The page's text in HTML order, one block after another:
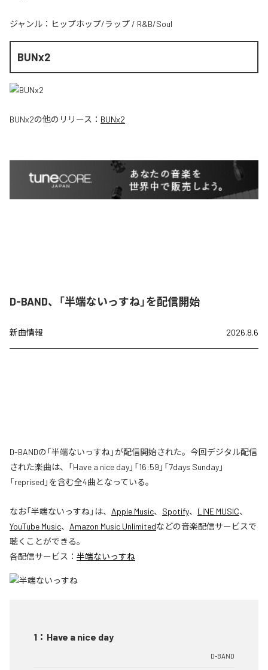
ジャンル： ヒップホップ/ラップ / R&B/Soul
BUNx2
BUNx2の他のリリース： BUNx2
D-BAND、「半端ないっすね」を配信開始
新曲情報 2026.8.6
D-BANDの「半端ないっすね」が配信開始された。今回デジタル配信
された楽曲は、「Have a nice day」「16:59」「7days Sunday」
「reprised」を含む全4曲となっている。
なお「半端ないっすね」は、 Apple Music、 Spotify、 LINE MUSIC、
YouTube Music、 Amazon Music Unlimitedなどの音楽配信サービスで
聴くことができる。
各配信サービス： 半端ないっすね
1 ： Have a nice day
D-BAND